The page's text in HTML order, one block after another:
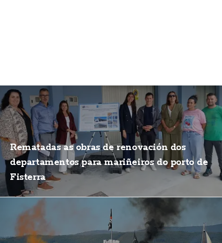
Rematadas as obras de renovación dos
departamentos para mariñeiros do porto de
Fisterra